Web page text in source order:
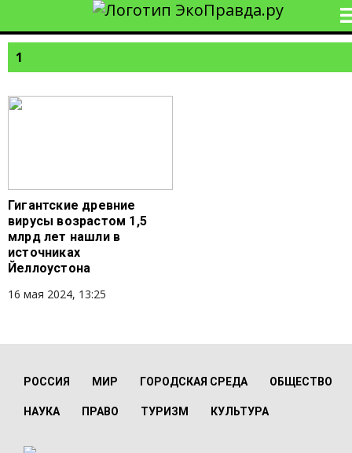
1
Гигантские древние
вирусы возрастом 1,5
млрд лет нашли в
источниках
Йеллоустона
16 мая 2024, 13:25
РОССИЯ МИР ГОРОДСКАЯ СРЕДА ОБЩЕСТВО
НАУКА ПРАВО ТУРИЗМ КУЛЬТУРА